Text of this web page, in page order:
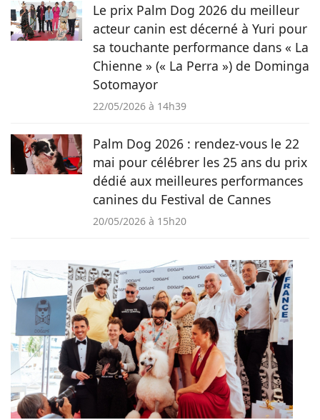
Le prix Palm Dog 2026 du meilleur
acteur canin est décerné à Yuri pour
sa touchante performance dans « La
Chienne » (« La Perra ») de Dominga
Sotomayor
22/05/2026 à 14h39
Palm Dog 2026 : rendez-vous le 22
mai pour célébrer les 25 ans du prix
dédié aux meilleures performances
canines du Festival de Cannes
20/05/2026 à 15h20